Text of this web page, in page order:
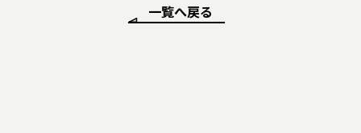
一覧へ戻る